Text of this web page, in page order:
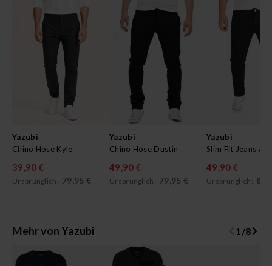
Yazubi
Chino Hose Kyle
39,90 €
Ursprünglich: 79,95 €
Yazubi
Chino Hose Dustin
49,90 €
Ursprünglich: 79,95 €
Yazubi
Slim Fit Jeans
49,90 €
Ursprünglich:
Mehr vonYazubi 1 /8